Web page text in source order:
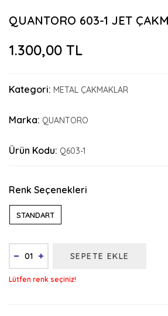
QUANTORO 603-1 JET
1.300,00 TL
Kategori: METAL ÇAKMAKLAR
Marka: QUANTORO
Ürün Kodu: Q603-1
Renk Seçenekleri
STANDART
SEPETE EKLE
Lütfen renk seçiniz!